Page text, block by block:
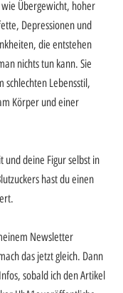
Übergewicht, hoher
Depressionen und
die entstehen
nichts tun kann. Sie
schlechten Lebensstil,
Körper und einer
und deine Figur selbst in
hast du einen
Newsletter
das jetzt gleich. Dann
sobald ich den Artikel